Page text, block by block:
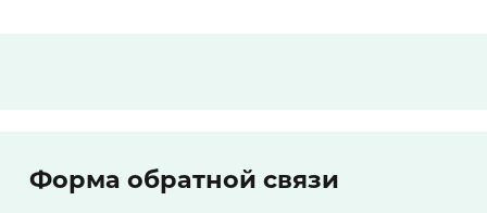
Форма обратной связи